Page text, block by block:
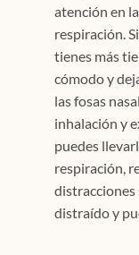
atención en
respiración.
tienes más
cómodo y
las fosas
inhalación y
puedes
respiración,
distracciones
distraído y